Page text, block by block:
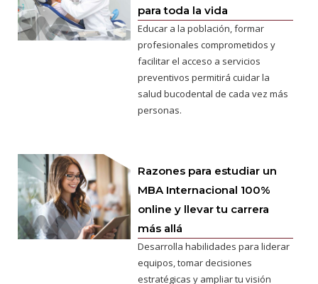
para toda la vida
Educar a la población, formar
profesionales comprometidos y
facilitar el acceso a servicios
preventivos permitirá cuidar la
salud bucodental de cada vez más
personas.
Razones para estudiar un
MBA Internacional 100%
online y llevar tu carrera
más allá
Desarrolla habilidades para liderar
equipos, tomar decisiones
estratégicas y ampliar tu visión